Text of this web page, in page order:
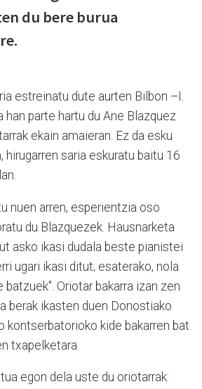
du bere burua
estreinatu dute aurten Bilbon –I.
han parte hartu du Ane Blazquez
ekain amaieran. Ez da esku
hirugarren saria eskuratu baitu 16
nuen arren, esperientzia oso
du Blazquezek. Hausnarketa
asko ikasi dudala beste pianistei
ugari ikasi ditut; esaterako, nola
Oriotar bakarra izan zen
berak ikasten duen Donostiako
kontserbatorioko kide bakarren bat
txapelketara.
egon dela uste du oriotarrak: